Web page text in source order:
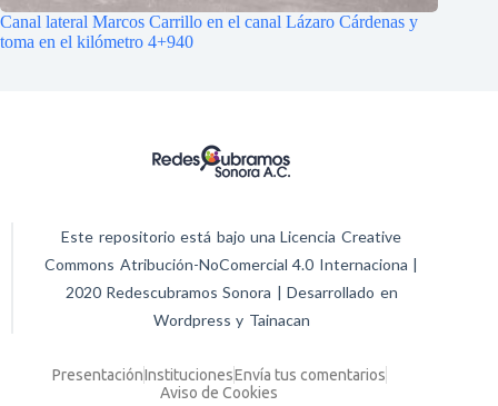
Canal lateral Marcos Carrillo en el canal Lázaro Cárdenas y
toma en el kilómetro 4+940
Este repositorio está bajo una Licencia Creative
Commons Atribución-NoComercial 4.0 Internaciona |
2020 Redescubramos Sonora | Desarrollado en
Wordpress y Tainacan
PresentaciónInstitucionesEnvía tus comentarios
Aviso de Cookies